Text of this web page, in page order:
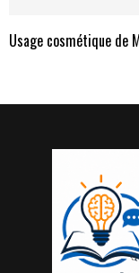
Usage cosmétique de